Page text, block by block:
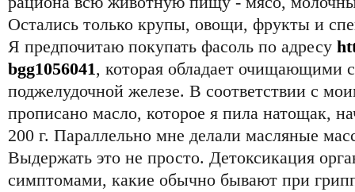
Остались только крупы, овощи, фрукты и
Я предпочитаю покупать фасоль по адресу
bgg1056041, которая обладает очищающими
поджелудочной железе. В соответствии с
прописано масло, которое я пила натощак,
200 г. Параллельно мне делали масляные
Выдержать это не просто. Детоксикация
симптомами, какие обычно бывают при